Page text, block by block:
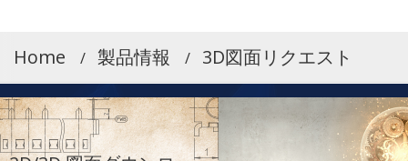
Home 製品情報 3D図面リクエスト